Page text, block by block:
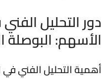
دور التحليل
الأسهم: البوصلة
أهمية التحليل الفني في